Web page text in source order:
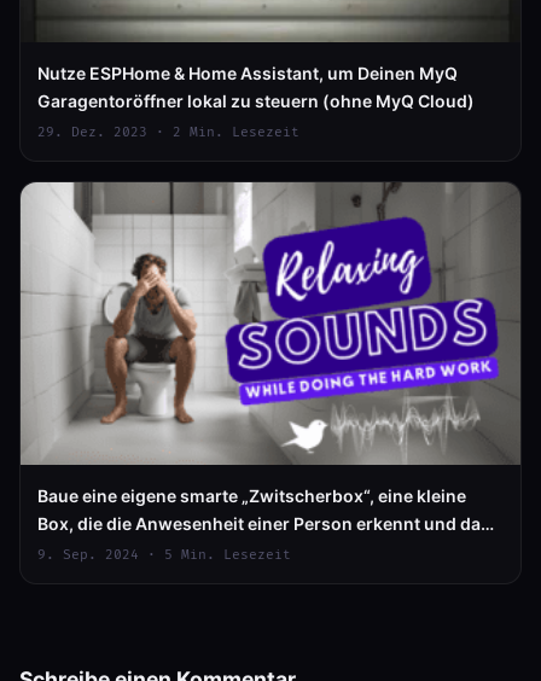
Nutze ESPHome & Home Assistant, um Deinen MyQ
Garagentoröffner lokal zu steuern (ohne MyQ Cloud)
29. Dez. 2023 · 2 Min. Lesezeit
Baue eine eigene smarte „Zwitscherbox“, eine kleine
Box, die die Anwesenheit einer Person erkennt und dann
beruhigendes Vogelgezwitscher (oder andere Sounds)
9. Sep. 2024 · 5 Min. Lesezeit